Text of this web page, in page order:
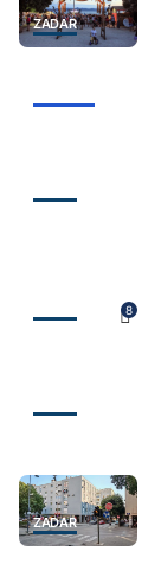
ZADAR
8
ZADAR